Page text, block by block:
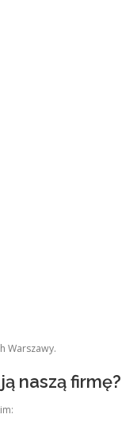
Warszawy.
naszą firmę?